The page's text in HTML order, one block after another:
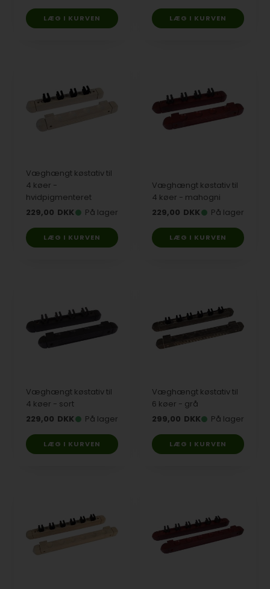
Væghængt køstativ til
4 køer -
hvidpigmenteret
229,00 DKK På lager
Væghængt køstativ til
4 køer - mahogni
229,00 DKK På lager
Væghængt køstativ til
4 køer - sort
229,00 DKK På lager
Væghængt køstativ til
6 køer - grå
299,00 DKK På lager